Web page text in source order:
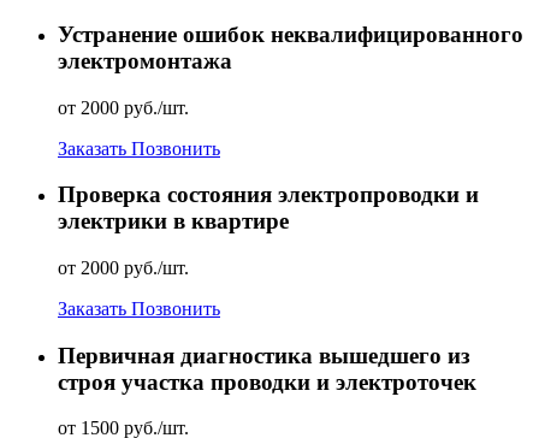
Устранение ошибок неквалифицированного
электромонтажа
от 2000 руб./шт.
Заказать Позвонить
Проверка состояния электропроводки и
электрики в квартире
от 2000 руб./шт.
Заказать Позвонить
Первичная диагностика вышедшего из
строя участка проводки и электроточек
от 1500 руб./шт.